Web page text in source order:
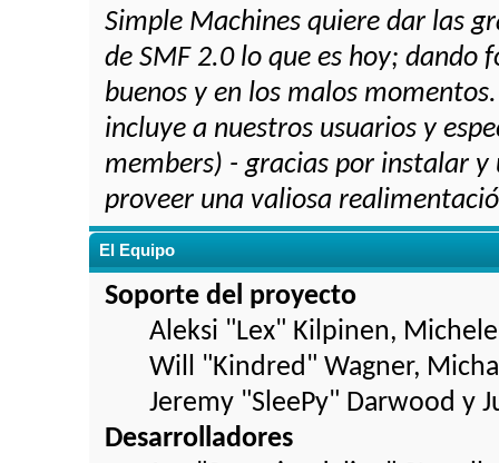
Simple Machines quiere dar las
de SMF 2.0 lo que es hoy;
buenos y en los malos
incluye a nuestros usuarios y
members) - gracias por instalar
proveer una valiosa
El Equipo
Soporte del proyecto
Aleksi "Lex" Kilpinen,
Will "Kindred" Wagner,
Jeremy "SleePy" Darwood y
Desarrolladores